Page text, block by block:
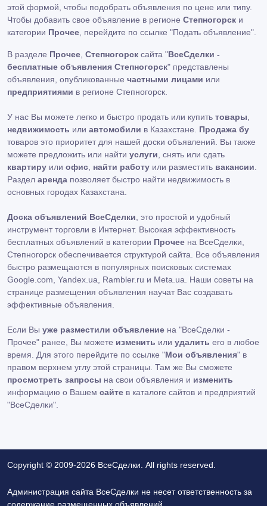
этой формой, чтобы подобрать объявления по цене или типу.
Чтобы добавить свое объявление в регионе Степногорск и
категории Прочее , перейдите по ссылке "Подать объявление"
В разделе Прочее Степногорск сайта "ВсеСделки -
бесплатные объявления Степногорск" представлены
объявления, опубликованные частными лицами или
предприятиями в регионе Степногорск.
У нас Вы можете легко и быстро продать или купить товары
недвижимость или автомобили в Казахстане. Продажа бу
товаров это приоритет для нашей доски объявлений. Вы также
можете предложить или найти услуги , снять или сдать
квартиру или офис найти работу или разместить вакансии
Раздел аренда позволяет быстро найти недвижимость в
основных городах Казахстана.
Доска объявлений ВсеСделки , это простой и удобный
инструмент торговли в Интернет. Высокая эффективность
бесплатных объявлений в категории Прочее на ВсеСделки,
Степногорск обеспечивается структурой сайта. Все объявления
быстро размещаются в популярных поисковых системах
Google.com, Yandex.ua, Rambler.ru и Meta.ua. Наши советы на
странице размещения объявления научат Вас создавать
эффективные объявления.
Если Вы уже разместили объявление на "ВсеСделки -
Прочее" ранее, Вы можете изменить или удалить его в любое
время. Для этого перейдите по ссылке "Мои объявления" в
правом верхнем углу этой страницы. Там же Вы сможете
просмотреть запросы на свои объявления и изменить
информацию о Вашем сайте в каталоге сайтов и предприятий
"ВсеСделки".
Copyright © 2009-2026 ВсеСделки. All rights reserved.
Администрация сайта ВсеСделки не несет ответственность за